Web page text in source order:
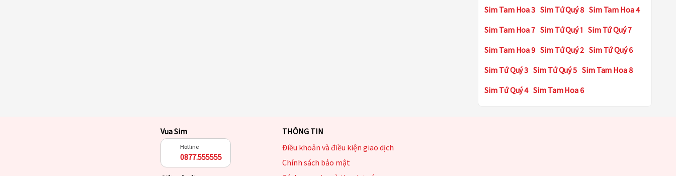
Sim Tam Hoa 3 Sim Tứ Quý 8 Sim Tam Hoa 4
Sim Tam Hoa 7 Sim Tứ Quý 1 Sim Tứ Quý 7
Sim Tam Hoa 9 Sim Tứ Quý 2 Sim Tứ Quý 6
Sim Tứ Quý 3 Sim Tứ Quý 5 Sim Tam Hoa 8
Sim Tứ Quý 4 Sim Tam Hoa 6
Vua Sim
Hotline
0877.555555
THÔNG TIN
Điều khoản và điều kiện giao dịch
Chính sách bảo mật